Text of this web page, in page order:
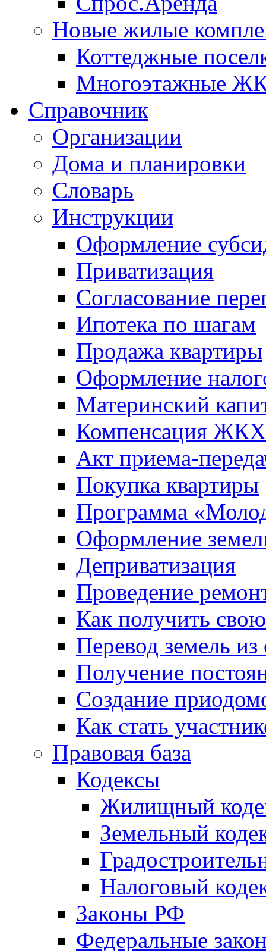
Новые жилые
Коттеджные
Многоэтажные
Справочник
Организации
Дома и планировки
Словарь
Инструкции
Оформление
Приватизация
Согласование
Ипотека по шагам
Продажа квартиры
Оформление
Материнский
Компенсация ЖКХ
Акт приема-
Покупка квартиры
Программа
Оформление
Деприватизация
Проведение
Как получить
Перевод земель
Получение
Создание
Как стать
Правовая база
Кодексы
Жилищный
Земельный
Налоговый
Законы РФ
Федеральные